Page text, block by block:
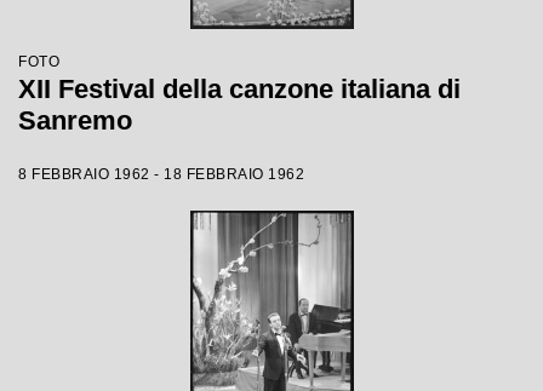
FOTO
XII Festival della canzone italiana di
Sanremo
8 FEBBRAIO 1962 - 18 FEBBRAIO 1962